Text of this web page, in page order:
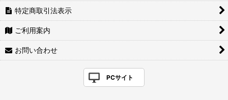
特定商取引法表示
ご利用案内
お問い合わせ
PCサイト